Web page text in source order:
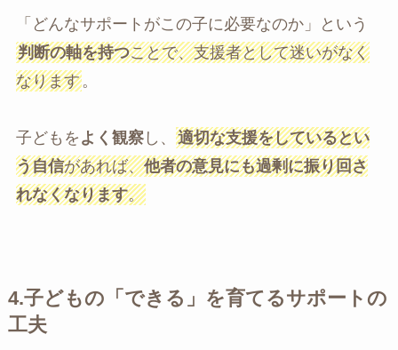
「どんなサポートがこの子に必要なのか」という
判断の軸を持つことで、支援者として迷いがなく
なります。
子どもを よく観察し、 適切な支援をしているとい
う自信があれば、他者の意見にも過剰に振り回さ
れなくなります。
4.子どもの「できる」を育てるサポートの
工夫